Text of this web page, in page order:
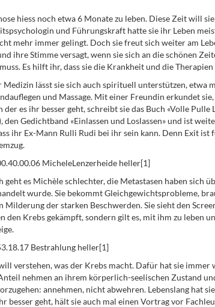
hiess noch etwa 6 Monate zu leben. Diese Zeit will
und Führungskraft hatte sie ihr Leben
mehr immer gelingt. Doch sie freut sich weiter am
ihre Stimme versagt, wenn sie sich an die schönen
Es hilft ihr, dass sie die Krankheit und die
Medizin lässt sie sich auch spirituell unterstützen, etwa
und Massage. Mit einer Freundin erkundet
der es ihr besser geht, schreibt sie das Buch «Volle Pulle
den Gedichtband «Einlassen und Loslassen» und ist
ihr Ex-Mann Rulli Rudi bei ihr sein kann. Denn Exit
geht es Michèle schlechter, die Metastasen haben sich
wurde. Sie bekommt Gleichgewichtsprobleme,
Milderung der starken Beschwerden. Sie sieht den
den Krebs gekämpft, sondern gilt es, mit ihm zu leben
verstehen, was der Krebs macht. Dafür hat sie
nehmen an ihrem körperlich-seelischen Zustand
annehmen, nicht abwehren. Lebenslang hat
besser geht, hält sie auch mal einen Vortrag vor